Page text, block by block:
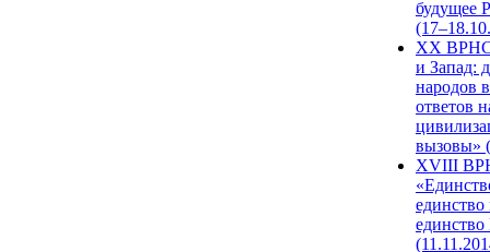
будущее
XX ВРНС
и Запад:
народов
ответов
вызовы»
XVIII
единство
единство